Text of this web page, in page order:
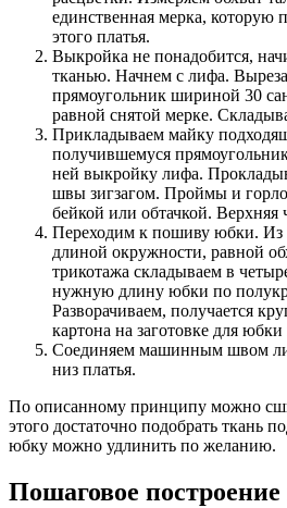
единственная мерка, которую
этого платья.
Выкройка не понадобится,
тканью. Начнем с лифа.
прямоугольник шириной 30
равной снятой мерке.
Прикладываем майку
получившемуся
ней выкройку лифа.
швы зигзагом. Проймы и
бейкой или обтачкой. Верхняя
Переходим к пошиву юбки. Из
длиной окружности, равной
трикотажа складываем в
нужную длину юбки по
Разворачиваем, получается
картона на заготовке для
Соединяем машинным швом
низ платья.
По описанному принципу можно
этого достаточно подобрать ткань
юбку можно удлинить по желанию.
Пошаговое